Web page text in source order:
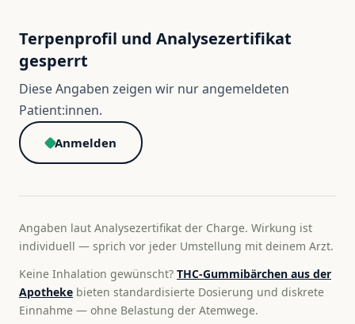
Terpenprofil und Analysezertifikat
gesperrt
Diese Angaben zeigen wir nur angemeldeten
Patient:innen.
Anmelden
Angaben laut Analysezertifikat der Charge. Wirkung ist
individuell — sprich vor jeder Umstellung mit deinem Arzt.
Keine Inhalation gewünscht? THC-Gummibärchen aus der
Apotheke bieten standardisierte Dosierung und diskrete
Einnahme — ohne Belastung der Atemwege.